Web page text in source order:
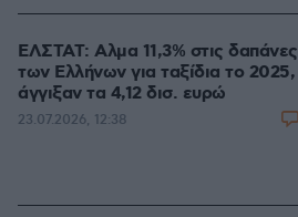
ΕΛΣΤΑΤ: Αλμα 11,3% στις δαπάνες
των Ελλήνων για ταξίδια το 2025,
άγγιξαν τα 4,12 δισ. ευρώ
23.07.2026, 12:38